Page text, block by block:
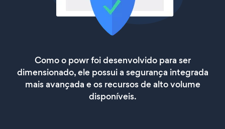
Como o powr foi desenvolvido para ser
dimensionado, ele possui a segurança integrada
mais avançada e os recursos de alto volume
disponíveis.